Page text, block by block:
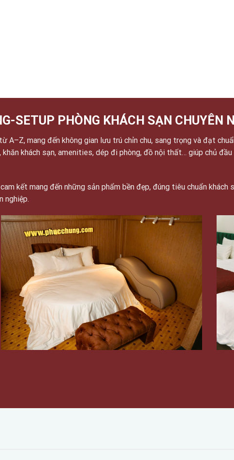
SETUP PHÒNG KHÁCH SẠN CHUYÊN
A–Z, mang đến không gian lưu trú chỉn chu, sang trọng và đạt
khách sạn, amenities, dép đi phòng, đồ nội thất… giúp chủ
kết mang đến những sản phẩm bền đẹp, đúng tiêu chuẩn
nghiệp.